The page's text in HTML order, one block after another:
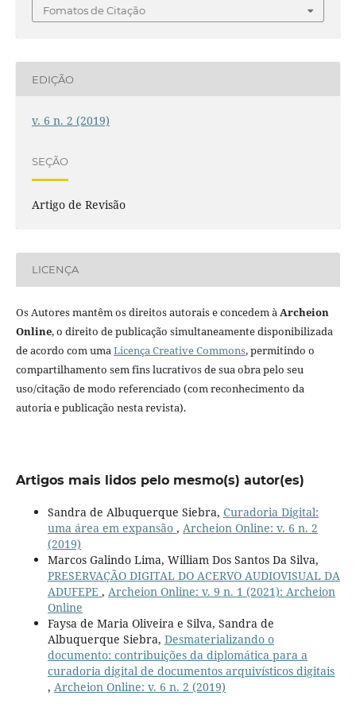
Fomatos de Citação
EDIÇÃO
v. 6 n. 2 (2019)
SEÇÃO
Artigo de Revisão
LICENÇA
Os Autores mantêm os direitos autorais e concedem à Archeion
Online, o direito de publicação simultaneamente disponibilizada
de acordo com uma Licença Creative Commons, permitindo o
compartilhamento sem fins lucrativos de sua obra pelo seu
uso/citação de modo referenciado (com reconhecimento da
autoria e publicação nesta revista).
Artigos mais lidos pelo mesmo(s) autor(es)
Sandra de Albuquerque Siebra, Curadoria Digital:
uma área em expansão , Archeion Online: v. 6 n. 2
(2019)
Marcos Galindo Lima, William Dos Santos Da Silva,
PRESERVAÇÃO DIGITAL DO ACERVO AUDIOVISUAL DA
ADUFEPE , Archeion Online: v. 9 n. 1 (2021): Archeion
Online
Faysa de Maria Oliveira e Silva, Sandra de
Albuquerque Siebra, Desmaterializando o
documento: contribuições da diplomática para a
curadoria digital de documentos arquivísticos digitais
, Archeion Online: v. 6 n. 2 (2019)